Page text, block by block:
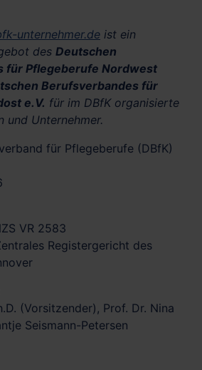
unternehmer.de ist ein
des Deutschen
für Pflegeberufe Nordwest
Berufsverbandes für
e.V. für im DBfK organisierte
und Unternehmer.
für Pflegeberufe (DBfK)
VR 2583
Registergericht des
(Vorsitzender), Prof. Dr. Nina
Seismann-Petersen